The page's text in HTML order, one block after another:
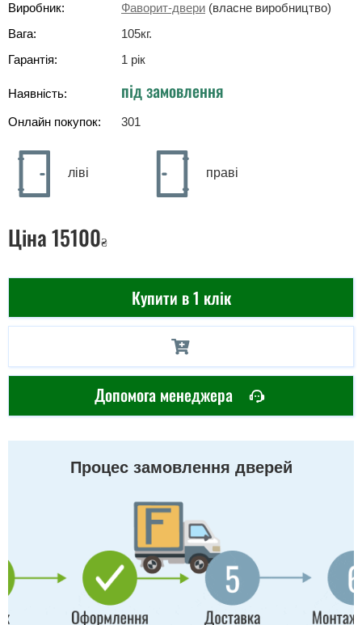
Виробник:
Фаворит-двери (власне виробництво)
Вага:
105кг.
Гарантія:
1 рік
Наявність: під замовлення
Онлайн покупок: 301
ліві праві
Ціна15100₴
Купити в 1 клік
Допомога менеджера
Процес замовлення дверей